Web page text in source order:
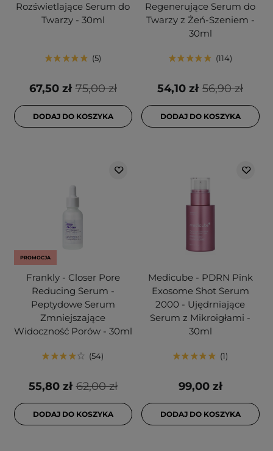
Rozświetlające Serum do
Twarzy - 30ml
5
75,00 zł
67,50 zł
DODAJ DO KOSZYKA
Regenerujące Serum do
Twarzy z Żeń-Szeniem -
30ml
114
56,90 zł
54,10 zł
DODAJ DO KOSZYKA
PROMOCJA
Frankly - Closer Pore
Reducing Serum -
Peptydowe Serum
Zmniejszające
Widoczność Porów - 30ml
54
62,00 zł
55,80 zł
DODAJ DO KOSZYKA
Medicube - PDRN Pink
Exosome Shot Serum
2000 - Ujędrniające
Serum z Mikroigłami -
30ml
1
99,00 zł
DODAJ DO KOSZYKA